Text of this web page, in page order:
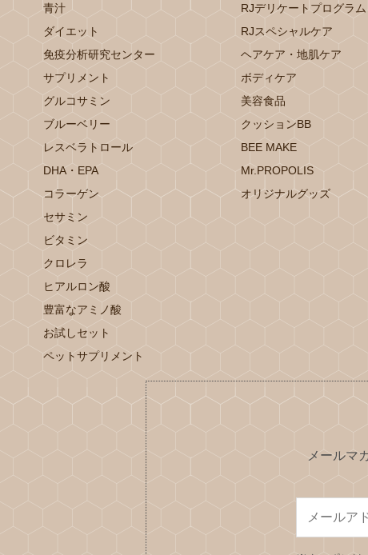
青汁
ダイエット
免疫分析研究センター
サプリメント
グルコサミン
ブルーベリー
レスベラトロール
DHA・EPA
コラーゲン
セサミン
ビタミン
クロレラ
ヒアルロン酸
豊富なアミノ酸
お試しセット
ペットサプリメント
RJデリケートプログラム
RJスペシャルケア
ヘアケア・地肌ケア
ボディケア
美容食品
クッションBB
BEE MAKE
Mr.PROPOLIS
オリジナルグッズ
メールマ